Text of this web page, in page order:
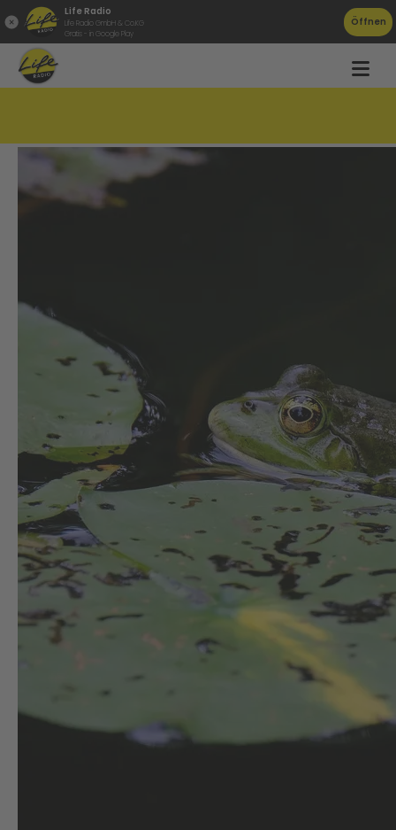
Life Radio
Life Radio GmbH & Co.KG
Gratis - in Google Play
Öffnen